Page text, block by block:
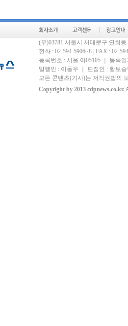
(우)03781 서울시 서대문구 연희
전화 : 02-594-5906~8 | FAX : 02-
등록번호 : 서울 아05105 ｜ 등록
발행인 : 이동우 ｜ 편집인 : 황보
모든 콘텐츠(기사)는 저작권법의
Copyright by 2013 cdpnews.co.kr.